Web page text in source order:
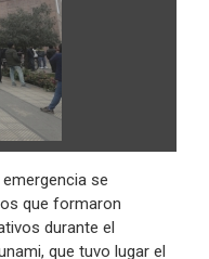
se
que formaron
durante el
que tuvo lugar el